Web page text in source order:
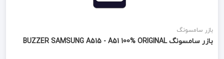
بازر سامسونگ
بازر سامسونگ BUZZER SAMSUNG A515 - A51 100% ORIGINAL